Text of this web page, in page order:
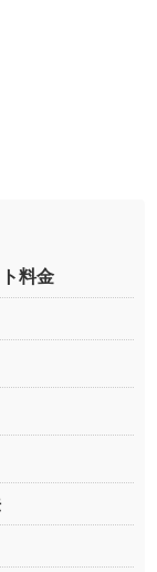
料金